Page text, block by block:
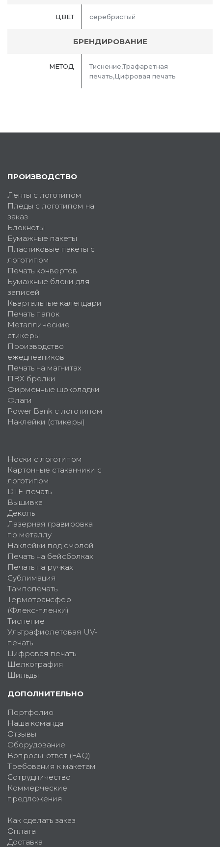
ЦВЕТ серебристый
БРЕНДИРОВАНИЕ
МЕТОД
Тиснение,Трафаретная
печать,Цифровая печать
ПРОИЗВОДСТВО
Ленты с логотипом
Пледы с логотипом на
заказ
Блокноты
Бумажные пакеты
Пластиковые пакеты с
логотипом
Печать конвертов
Бумажные блоки для
записей
Квартальные календари
Печать папок
Металлические
стикеры
Производство
ежедневников
Печать на магнитах
ПВХ брелки
Фирменные шоколадки
Флаги
Power Bank с логотипом
Наклейки (стикеры)
Носки с логотипом
Картонные стаканчики с
логотипом
DTF-печать
Вышивка
Деколь
Лазерная гравировка
по металлу
Наклейки под смолой
Печать на бейсболках
Печать на ручках
Сублимация
Тампопечать
Термотрансфер
(Флекс-пленки)
Тиснение
Ультрафиолетовая UV-
печать
Цифровая печать
Шелкография
Шильды
ДОПОЛНИТЕЛЬНО
Портфолио
Наша команда
Отзывы
Оборудование
Вопросы-ответ (FAQ)
Требования к макетам
Сотрудничество
Коммерческие
предложения
Как сделать заказ
Оплата
Доставка